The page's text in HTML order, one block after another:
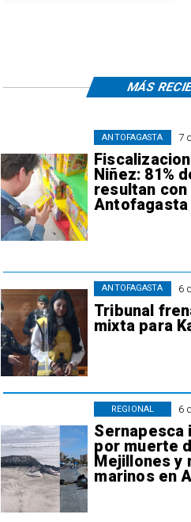
7
Niñez: 81%
resultan
Antofagasta
ANTOFAGASTA
6
Tribunal
mixta para
ANTOFAGASTA
6
Sernapesca
por muerte
Mejillones y
marinos en
REGIONAL
MÁS